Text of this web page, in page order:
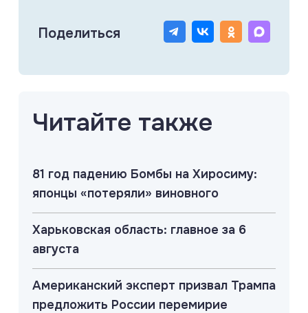
Поделиться
Читайте также
81 год падению Бомбы на Хиросиму:
японцы «потеряли» виновного
Харьковская область: главное за 6
августа
Американский эксперт призвал Трампа
предложить России перемирие